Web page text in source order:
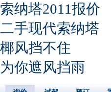
索纳塔2011报价
二手现代索纳塔
椰风挡不住
为你遮风挡雨